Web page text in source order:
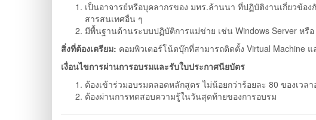
เป็นอาจารย์หรือบุคลากรของ มทร.ล้านนา ที่ปฏิบัติงานเกี่ยวข้อ
สารสนเทศอื่น ๆ
มีพื้นฐานด้านระบบปฏิบัติการแม่ข่าย เช่น Windows Server หรือ
สิ่งที่ต้องเตรียม: คอมพิวเตอร์โน้ตบุ๊กที่สามารถติดตั้ง Virtual Machine แ
เงื่อนไขการผ่านการอบรมและรับใบประกาศนียบัตร
ต้องเข้าร่วมอบรมตลอดหลักสูตร ไม่น้อยกว่าร้อยละ 80 ของเวล
ต้องผ่านการทดสอบความรู้ในวันสุดท้ายของการอบรม